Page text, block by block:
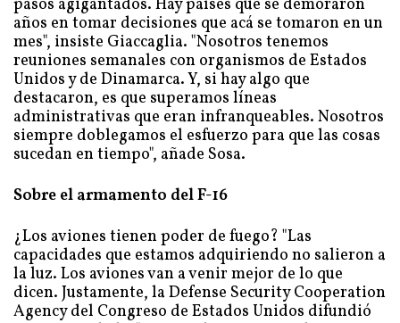
pasos agigantados. Hay países que se demoraron
años en tomar decisiones que acá se tomaron en un
mes", insiste Giaccaglia. "Nosotros tenemos
reuniones semanales con organismos de Estados
Unidos y de Dinamarca. Y, si hay algo que
destacaron, es que superamos líneas
administrativas que eran infranqueables. Nosotros
siempre doblegamos el esfuerzo para que las cosas
sucedan en tiempo", añade Sosa.
Sobre el armamento del F-16
¿Los aviones tienen poder de fuego? "Las
capacidades que estamos adquiriendo no salieron a
la luz. Los aviones van a venir mejor de lo que
dicen. Justamente, la Defense Security Cooperation
Agency del Congreso de Estados Unidos difundió